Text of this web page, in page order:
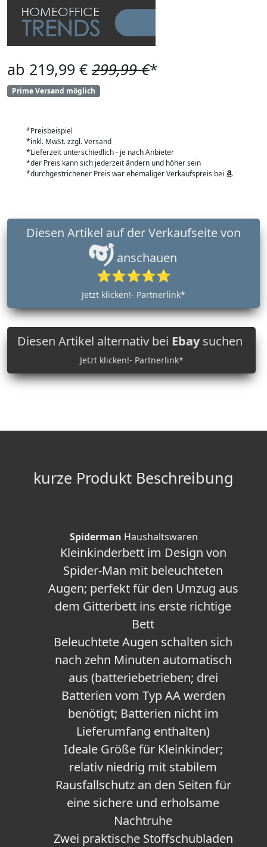
ab 219,99 € 299,99 €*
Prime Versand möglich
*Preisbeispiel
*inkl. MwSt. zzgl. Versand
*Lieferzeit unterschiedlich - je nach Anbieter
*der Preis kann sich jederzeit ändern und höher sein
*durchgestrichener Preis war ehemaliger Verkaufspreis bei
anschauen
⭐⭐⭐⭐⭐
Jetzt klicken!- Partnerlink*
Diesen Artikel alternativ bei Ebaysuchen
Jetzt klicken!- Partnerlink*
kurze Produkt Beschreibung
Spiderman Haushaltswaren
Kleinkinderbett im Design von
Spider-Man mit beleuchteten
Augen; perfekt für den Umzug aus
dem Gitterbett ins erste richtige
Bett
Beleuchtete Augen schalten sich
nach zehn Minuten automatisch
aus (batteriebetrieben; drei
Batterien vom Typ AA werden
benötigt; Batterien nicht im
Lieferumfang enthalten)
Ideale Größe für Kleinkinder;
relativ niedrig mit stabilem
Rausfallschutz an den Seiten für
eine sichere und erholsame
Nachtruhe
Zwei praktische Stoffschubladen